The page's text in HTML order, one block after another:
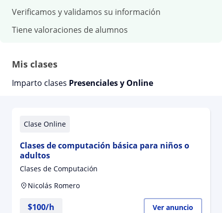
Verificamos y validamos su información
Tiene valoraciones de alumnos
Mis clases
Imparto clases Presenciales y Online
Clase Online
Clases de computación básica para niños o
adultos
Clases de Computación
Nicolás Romero
$100/h Ver anuncio